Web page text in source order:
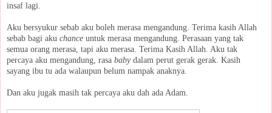
insaf lagi.
Aku bersyukur sebab aku boleh merasa mengandung. Terima kasih Allah
sebab bagi aku chance untuk merasa mengandung. Perasaan yang tak
semua orang merasa, tapi aku merasa. Terima Kasih Allah. Aku tak
percaya aku mengandung, rasa babydalam perut gerak gerak. Kasih
sayang ibu tu ada walaupun belum nampak anaknya.
Dan aku jugak masih tak percaya aku dah ada Adam.